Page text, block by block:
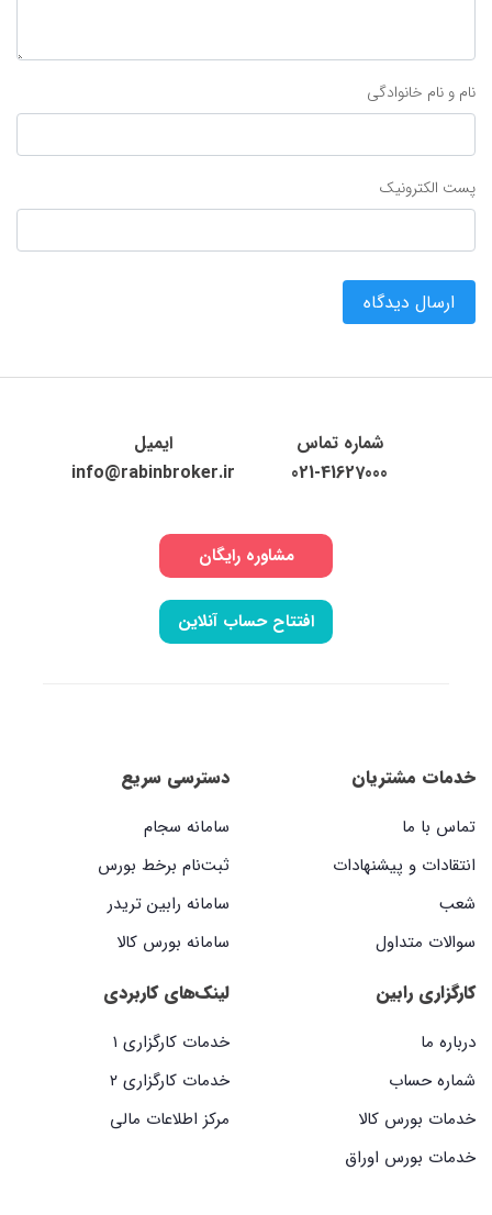
نام و نام خانوادگی
پست الکترونیک
ارسال دیدگاه
شماره تماس
021-41627000
ایمیل
info@rabinbroker.ir
مشاوره رایگان
افتتاح حساب آنلاین
خدمات مشتریان
تماس با ما
انتقادات و پیشنهادات
شعب
سوالات متداول
دسترسی سریع
سامانه سجام
ثبت‌نام برخط بورس
سامانه رابین تریدر
سامانه بورس کالا
کارگزاری رابین
درباره ما
شماره حساب
خدمات بورس کالا
خدمات بورس اوراق
لینک‌های کاربردی
خدمات کارگزاری ۱
خدمات کارگزاری ۲
مرکز اطلاعات مالی